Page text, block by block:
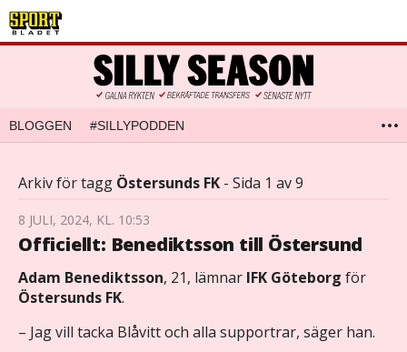
BLOGGEN #SILLYPODDEN
Arkiv för tagg Östersunds FK - Sida 1 av 9
8 JULI, 2024, KL. 10:53
Officiellt: Benediktsson till Östersund
Adam Benediktsson, 21, lämnar IFK Göteborg för
Östersunds FK.
– Jag vill tacka Blåvitt och alla supportrar, säger han.